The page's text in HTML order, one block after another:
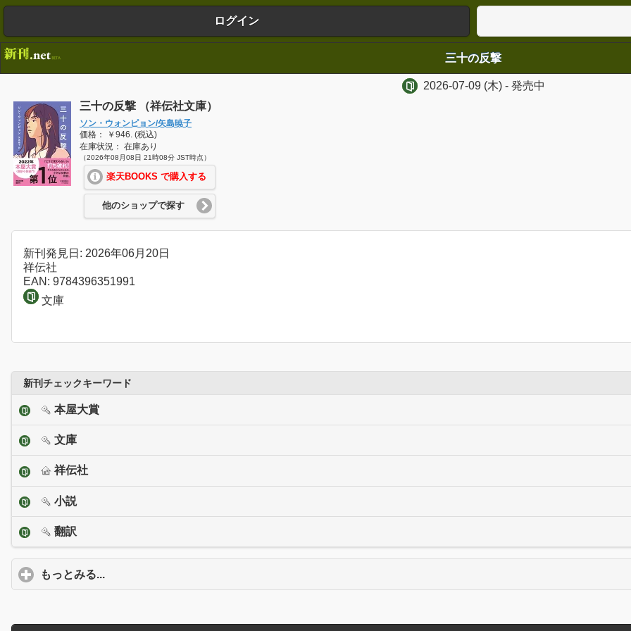
ログイン
三十の反撃
2026-07-09(木)- 発売中
三十の反撃 （祥伝社文庫）
ソン・ウォンピョン/矢島暁子
価格： ￥946. (税込)
在庫状況： 在庫あり
（2026年08月08日 21時08分 JST時点）
楽天BOOKS で購入する
他のショップで探す
新刊発見日: 2026年06月20日
祥伝社
EAN: 9784396351991
文庫
新刊チェックキーワード
本屋大賞
文庫
祥伝社
小説
翻訳
もっとみる...